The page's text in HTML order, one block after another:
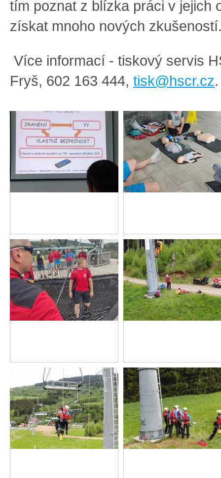
tím poznat z blízka práci v jejich
získat mnoho nových
Více informací - tiskový servis
Fryš, 602 163 444, tisk@hscr.cz.